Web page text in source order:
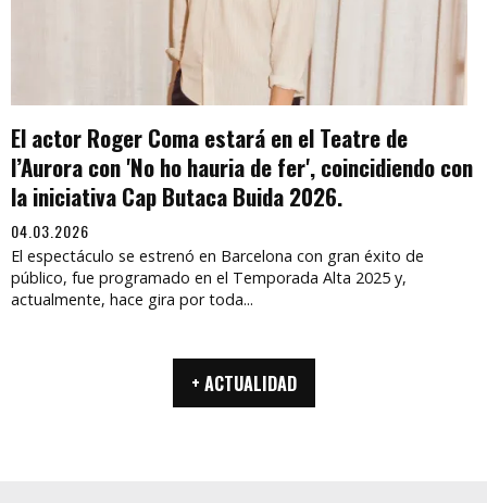
El actor Roger Coma estará en el Teatre de
l’Aurora con 'No ho hauria de fer', coincidiendo con
la iniciativa Cap Butaca Buida 2026.
04.03.2026
El espectáculo se estrenó en Barcelona con gran éxito de
público, fue programado en el Temporada Alta 2025 y,
actualmente, hace gira por toda...
+ ACTUALIDAD